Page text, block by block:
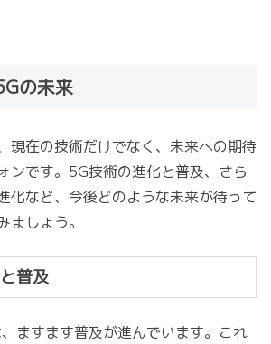
の未来
在の技術だけでなく、未来への期待
ンです。5G技術の進化と普及、さら
化など、今後どのような未来が待って
ましょう。
普及
ますます普及が進んでいます。これ